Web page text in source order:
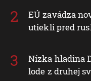
EÚ zavádza
utiekli pred
Nízka hladina
lode z druhej